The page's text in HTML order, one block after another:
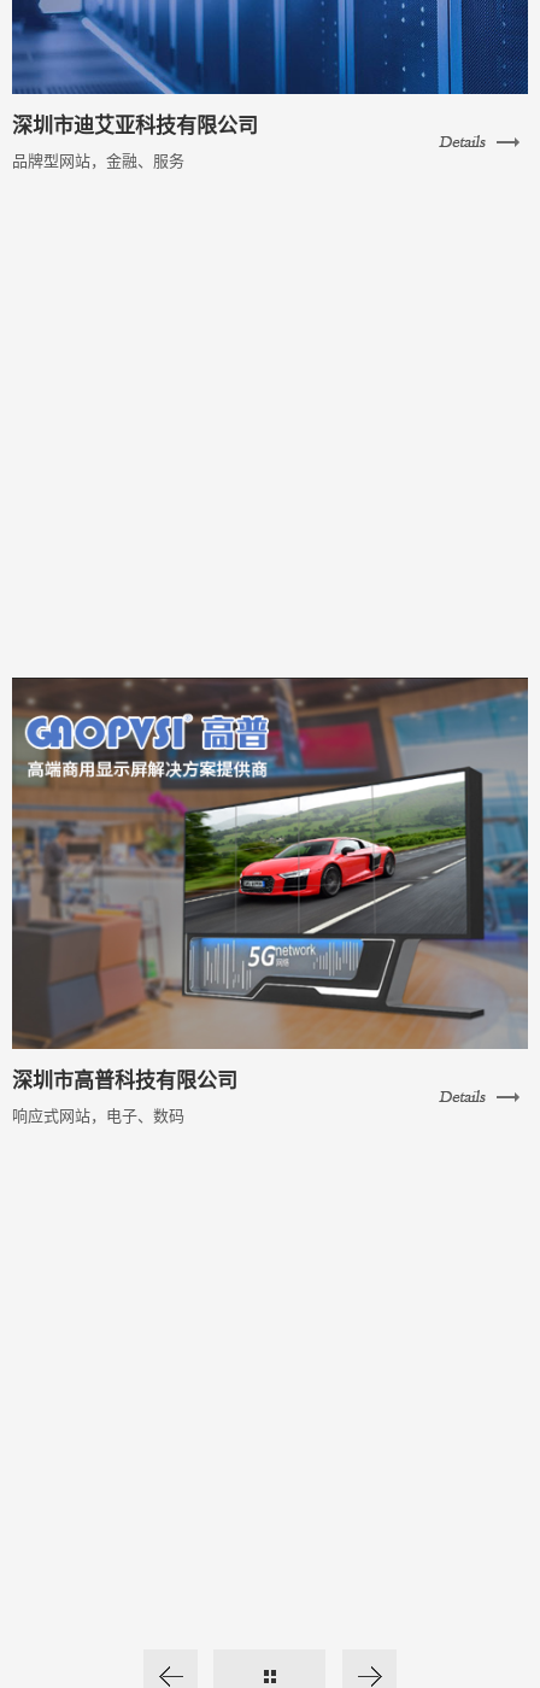
深圳市迪艾亚科技有限公司
品牌型网站，金融、服务
深圳市高普科技有限公司
响应式网站，电子、数码